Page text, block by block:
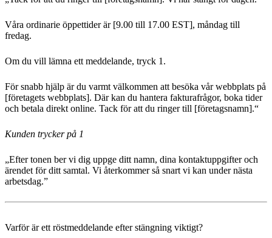
Våra ordinarie öppettider är [9.00 till 17.00 EST], måndag till
fredag.
Om du vill lämna ett meddelande, tryck 1.
För snabb hjälp är du varmt välkommen att besöka vår webbplats på
[företagets webbplats]. Där kan du hantera fakturafrågor, boka tider
och betala direkt online. Tack för att du ringer till [företagsnamn].“
Kunden trycker på 1
„Efter tonen ber vi dig uppge ditt namn, dina kontaktuppgifter och
ärendet för ditt samtal. Vi återkommer så snart vi kan under nästa
arbetsdag.”
Varför är ett röstmeddelande efter stängning viktigt?